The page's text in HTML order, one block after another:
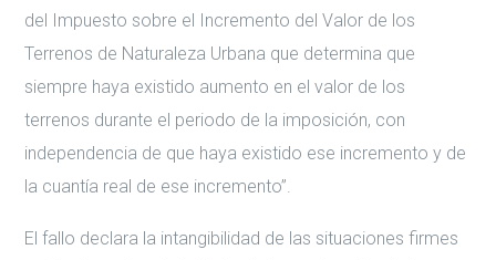
del Impuesto sobre el Incremento del Valor de los
Terrenos de Naturaleza Urbana que determina que
siempre haya existido aumento en el valor de los
terrenos durante el periodo de la imposición, con
independencia de que haya existido ese incremento y de
la cuantía real de ese incremento”.
El fallo declara la intangibilidad de las situaciones firmes